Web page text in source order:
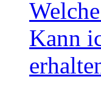
Kann